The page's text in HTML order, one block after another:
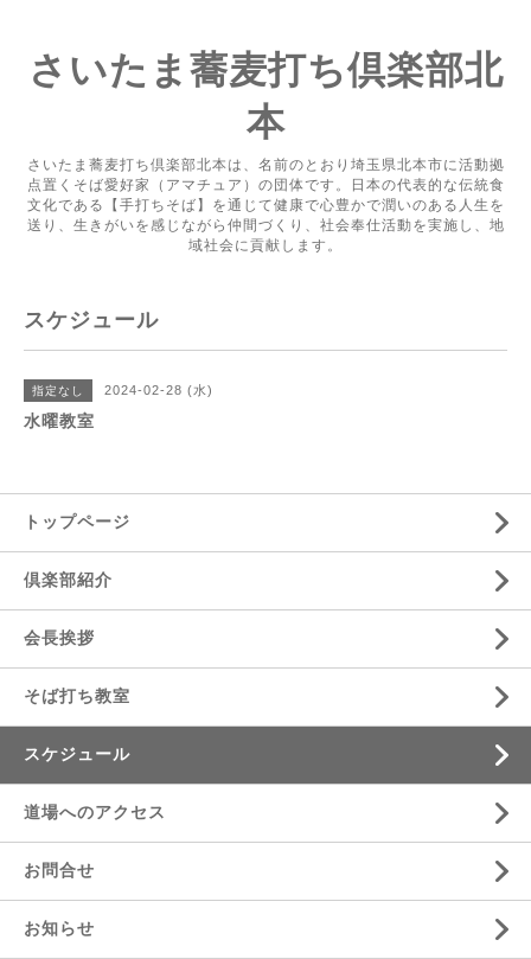
さいたま蕎麦打ち倶楽部北
本
さいたま蕎麦打ち倶楽部北本は、名前のとおり埼玉県北本市に活動拠
点置くそば愛好家（アマチュア）の団体です。日本の代表的な伝統食
文化である【手打ちそば】を通じて健康で心豊かで潤いのある人生を
送り、生きがいを感じながら仲間づくり、社会奉仕活動を実施し、地
域社会に貢献します。
スケジュール
指定なし 2024-02-28 (水)
水曜教室
トップページ
倶楽部紹介
会長挨拶
そば打ち教室
スケジュール
道場へのアクセス
お問合せ
お知らせ